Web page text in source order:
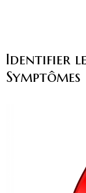
Identifier
Symptômes